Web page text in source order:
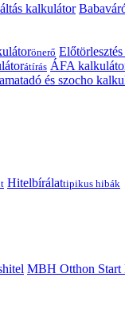
kalkulátor
önerő
átírás ÁFA
és szocho
Hitelbírálattipikus hibák
MBH Otthon Start